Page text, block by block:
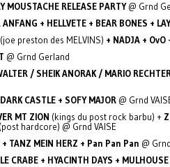
MOUSTACHE RELEASE PARTY@ Grnd
ANFANG + HELLVETE + BEAR BONES +
(joe preston des MELVINS) + NADJA + OvO
@ Grnd Gerland
/ SHEIK ANORAK / MARIO
CASTLE + SOFY MAJOR @ Grnd
MT ZION (kings du post rock barbu) +
(post hardcore) @ Grnd VAISE
+ TANZ MEIN HERZ + Pan Pan Pan @
CRABE + HYACINTH DAYS + MULHOUSE